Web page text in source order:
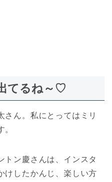
てるね～♡
さん。私にとってはミリ
トン慶さんは、インスタ
けしたかんじ、楽しい方